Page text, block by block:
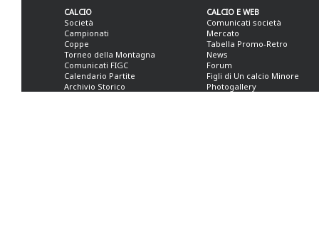
CALCIO
Società
Campionati
Coppe
Torneo della Montagna
Comunicati FIGC
Calendario Partite
Archivio Storico
CALCIO E WEB
Comunicati società
Mercato
Tabella Promo-Retro
News
Forum
Figli di Un calcio Minore
Photogallery